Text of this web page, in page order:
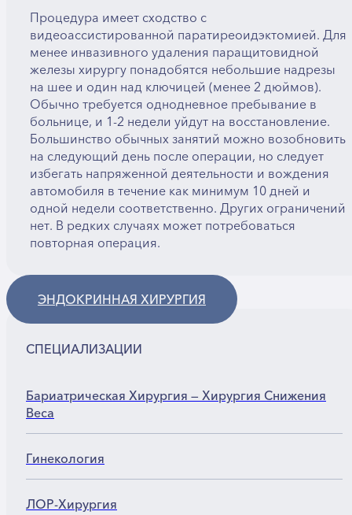
Процедура имеет сходство с
видеоассистированной паратиреоидэктомией. Для
менее инвазивного удаления паращитовидной
железы хирургу понадобятся небольшие надрезы
на шее и один над ключицей (менее 2 дюймов).
Обычно требуется однодневное пребывание в
больнице, и 1-2 недели уйдут на восстановление.
Большинство обычных занятий можно возобновить
на следующий день после операции, но следует
избегать напряженной деятельности и вождения
автомобиля в течение как минимум 10 дней и
одной недели соответственно. Других ограничений
нет. В редких случаях может потребоваться
повторная операция.
ЭНДОКРИННАЯ ХИРУРГИЯ
СПЕЦИАЛИЗАЦИИ
Бариатрическая Хирургия — Хирургия Снижения
Веса
Гинекология
ЛОР-Хирургия